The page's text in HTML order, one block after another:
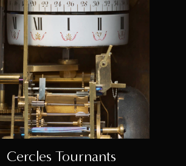
Cercles Tournants